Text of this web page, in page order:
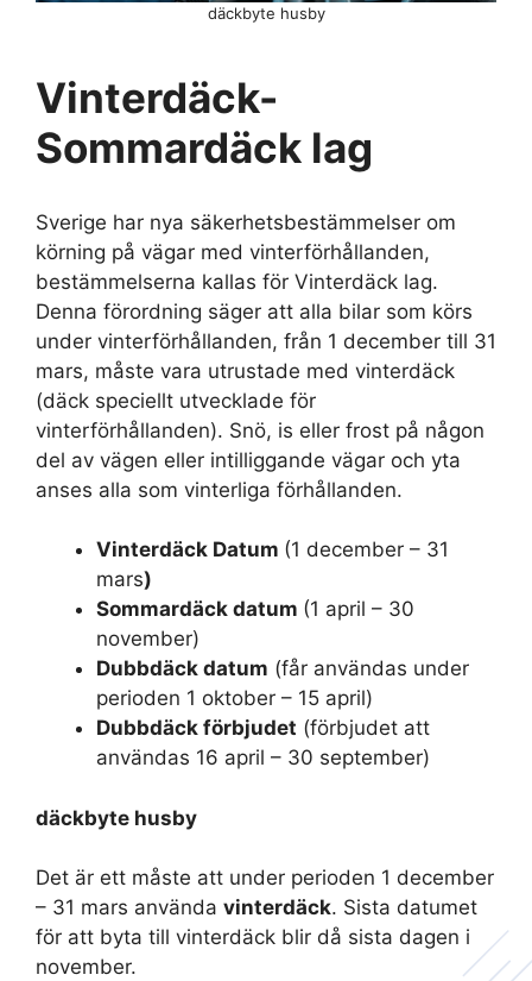
däckbyte husby
Vinterdäck-
Sommardäck lag
Sverige har nya säkerhetsbestämmelser om
körning på vägar med vinterförhållanden,
bestämmelserna kallas för Vinterdäck lag.
Denna förordning säger att alla bilar som körs
under vinterförhållanden, från 1 december till 31
mars, måste vara utrustade med vinterdäck
(däck speciellt utvecklade för
vinterförhållanden). Snö, is eller frost på någon
del av vägen eller intilliggande vägar och yta
anses alla som vinterliga förhållanden.
Vinterdäck Datum (1 december – 31
mars)
Sommardäck datum (1 april – 30
november)
Dubbdäck datum (får användas under
perioden 1 oktober – 15 april)
Dubbdäck förbjudet (förbjudet att
användas 16 april – 30 september)
däckbyte husby
Det är ett måste att under perioden 1 december
– 31 mars använda vinterdäck. Sista datumet
för att byta till vinterdäck blir då sista dagen i
november.